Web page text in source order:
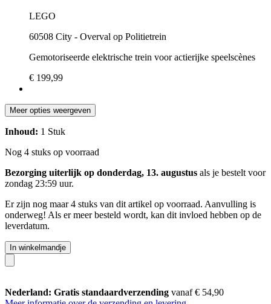
LEGO
60508 City - Overval op Politietrein
Gemotoriseerde elektrische trein voor actierijke speelscènes
€ 199,99
Meer opties weergeven
Inhoud: 1 Stuk
Nog 4 stuks op voorraad
Bezorging uiterlijk op donderdag, 13. augustus als je bestelt voor
zondag 23:59 uur.
Er zijn nog maar 4 stuks van dit artikel op voorraad. Aanvulling is
onderweg! Als er meer besteld wordt, kan dit invloed hebben op de
leverdatum.
In winkelmandje
Nederland: Gratis standaardverzending vanaf € 54,90